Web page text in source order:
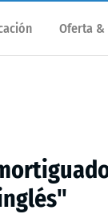
Oferta &